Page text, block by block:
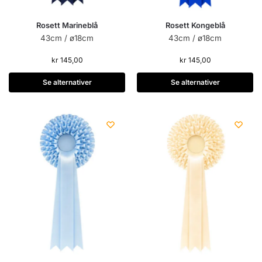
Rosett Marineblå
43cm / ø18cm
kr145,00
Se alternativer
Rosett Kongeblå
43cm / ø18cm
kr145,00
Se alternativer